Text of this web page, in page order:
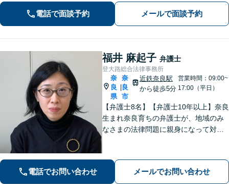
ン法律相談可能】
電話で面談予約 メールで面談予約
福井 麻起子 弁護士
登大路総合法律事務所
奈
良
県
奈
良
市
近鉄奈良駅
から徒歩5分
営業時間：09:00~
17:00（平日）
【弁護士8名】【弁護士10年以上】奈良
生まれ奈良育ちの弁護士が、地域のみ
なさまの法律問題に親身になって対応
を伺うことを大切にしています【近鉄
奈良駅5分】【オンライン相談可】
電話でお問い合わせ メールでお問い合わせ